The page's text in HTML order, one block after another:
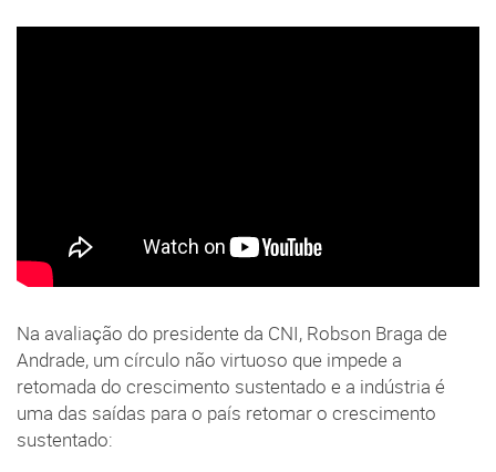
Na avaliação do presidente da CNI, Robson Braga de
Andrade, um círculo não virtuoso que impede a
retomada do crescimento sustentado e a indústria é
uma das saídas para o país retomar o crescimento
sustentado: